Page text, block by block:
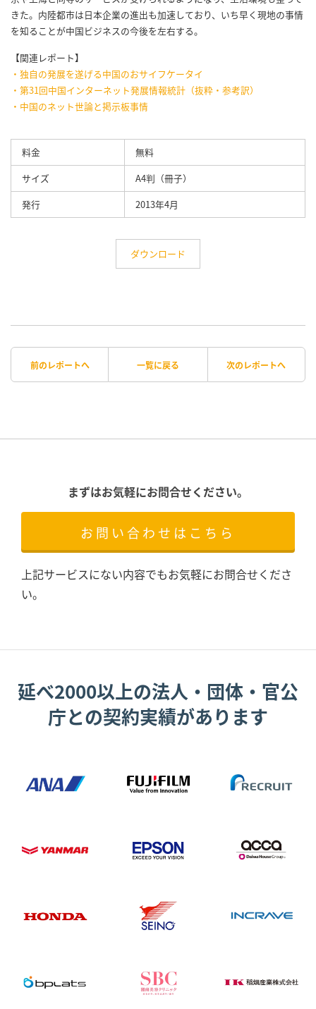
きた。内陸都市は日本企業の進出も加速しており、いち早く現地の事情
を知ることが中国ビジネスの今後を左右する。
【関連レポート】
・独自の発展を遂げる中国のおサイフケータイ
・第31回中国インターネット発展情報統計（抜粋・参考訳）
・中国のネット世論と掲示板事情
料金
無料
サイズ
A4判（冊子）
発行
2013年4月
ダウンロード
前のレポートへ 一覧に戻る 次のレポートへ
まずはお気軽にお問合せください。
お問い合わせはこちら
上記サービスにない内容でもお気軽にお問合せくださ
い。
延べ2000以上の法人・団体・官公
庁との契約実績があります